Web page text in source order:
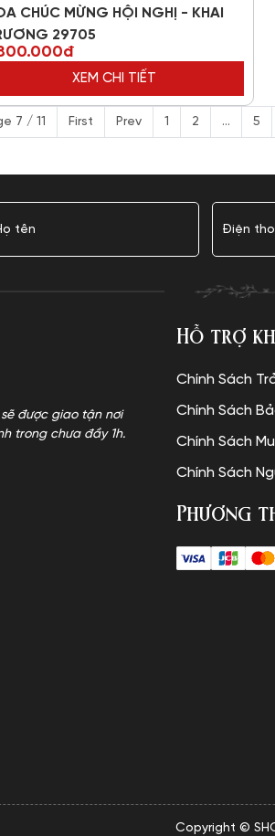
CHÚC MỪNG HỘI NGHỊ - KHAI
29705
XEM CHI TIẾT
7 / 11 First Prev 1 2 ... 5
được giao tận nơi
trong chưa đầy 1h.
Hỗ trợ
Chính Sách
Chính Sách
Chính Sách
Chính Sách
Phương
Copyright ©